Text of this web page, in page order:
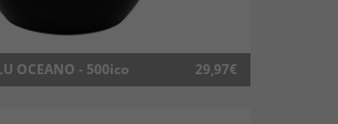
OCEANO - 500ico 29,97€